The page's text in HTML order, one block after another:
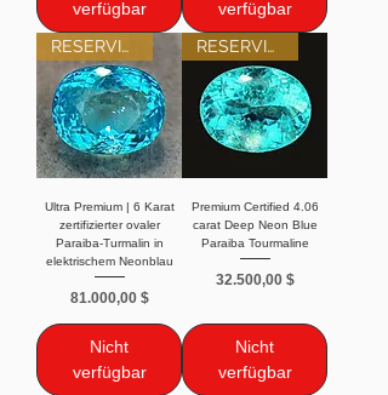
verfügbar
verfügbar
RESERVIERT
Ultra Premium | 6 Karat
zertifizierter ovaler
Paraiba-Turmalin in
elektrischem Neonblau
Preis
81.000,00 $
Nicht
verfügbar
RESERVIERT
Premium Certified 4.06
carat Deep Neon Blue
Paraiba Tourmaline
Preis
32.500,00 $
Nicht
verfügbar